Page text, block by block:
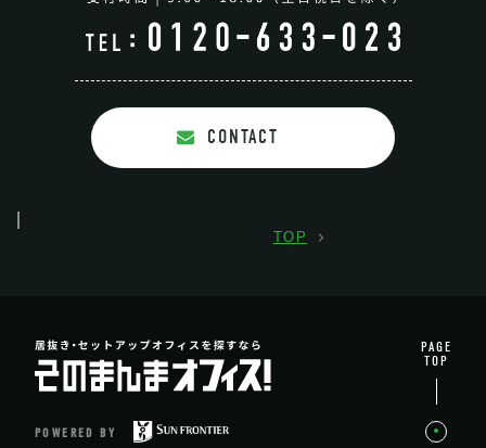
CONTACT
TOP
POWERED BY
PAGE
TOP